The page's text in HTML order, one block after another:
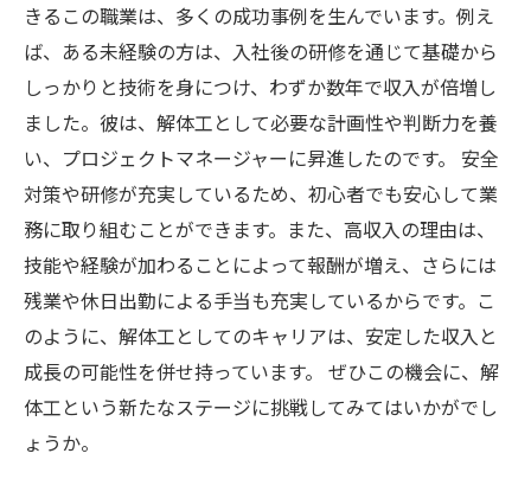
きるこの職業は、多くの成功事例を生んでいます。例え
ば、ある未経験の方は、入社後の研修を通じて基礎から
しっかりと技術を身につけ、わずか数年で収入が倍増し
ました。彼は、解体工として必要な計画性や判断力を養
い、プロジェクトマネージャーに昇進したのです。 安全
対策や研修が充実しているため、初心者でも安心して業
務に取り組むことができます。また、高収入の理由は、
技能や経験が加わることによって報酬が増え、さらには
残業や休日出勤による手当も充実しているからです。こ
のように、解体工としてのキャリアは、安定した収入と
成長の可能性を併せ持っています。 ぜひこの機会に、解
体工という新たなステージに挑戦してみてはいかがでし
ょうか。